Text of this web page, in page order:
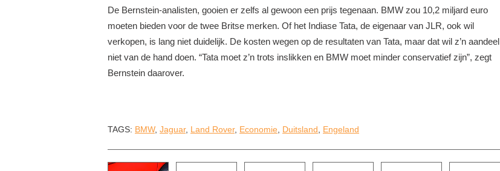
De Bernstein-analisten, gooien er zelfs al gewoon een prijs tegenaan. BMW zou 10,2 miljard euro
moeten bieden voor de twee Britse merken. Of het Indiase Tata, de eigenaar van JLR, ook wil
verkopen, is lang niet duidelijk. De kosten wegen op de resultaten van Tata, maar dat wil z’n aandeel
niet van de hand doen. “Tata moet z’n trots inslikken en BMW moet minder conservatief zijn”, zegt
Bernstein daarover.
TAGS: BMW, Jaguar, Land Rover, Economie Duitsland Engeland